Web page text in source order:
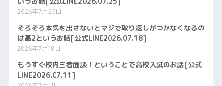
2026年7月25日
そろそろ本気を出さないとマジで取り返しがつかなくなるの
は高2というお話[公式LINE2026.07.18]
2026年7月18日
もうすぐ校内三者面談！ということで高校入試のお話[公式
LINE2026.07.11]